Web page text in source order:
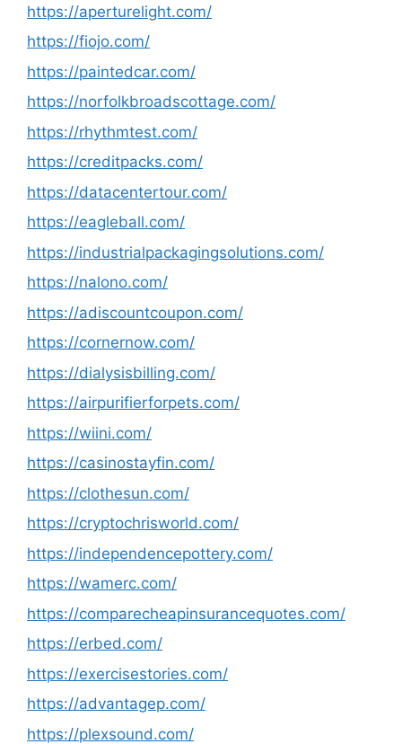
https://aperturelight.com/
https://fiojo.com/
https://paintedcar.com/
https://norfolkbroadscottage.com/
https://rhythmtest.com/
https://creditpacks.com/
https://datacentertour.com/
https://eagleball.com/
https://industrialpackagingsolutions.com/
https://nalono.com/
https://adiscountcoupon.com/
https://cornernow.com/
https://dialysisbilling.com/
https://airpurifierforpets.com/
https://wiini.com/
https://casinostayfin.com/
https://clothesun.com/
https://cryptochrisworld.com/
https://independencepottery.com/
https://wamerc.com/
https://comparecheapinsurancequotes.com/
https://erbed.com/
https://exercisestories.com/
https://advantagep.com/
https://plexsound.com/